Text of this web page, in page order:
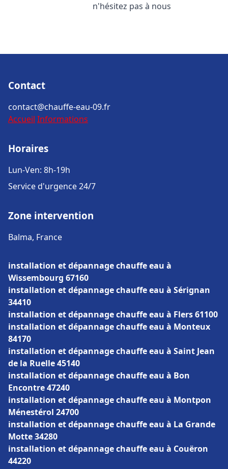
n'hésitez pas à nous
Contact
contact@chauffe-eau-09.fr
Accueil Informations
Horaires
Lun-Ven: 8h-19h
Service d'urgence 24/7
Zone intervention
Balma, France
installation et dépannage chauffe eau à
Wissembourg 67160
installation et dépannage chauffe eau à Sérignan
34410
installation et dépannage chauffe eau à Flers 61100
installation et dépannage chauffe eau à Monteux
84170
installation et dépannage chauffe eau à Saint Jean
de la Ruelle 45140
installation et dépannage chauffe eau à Bon
Encontre 47240
installation et dépannage chauffe eau à Montpon
Ménestérol 24700
installation et dépannage chauffe eau à La Grande
Motte 34280
installation et dépannage chauffe eau à Couëron
44220